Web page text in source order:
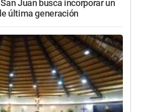
Juan busca incorporar un
última generación